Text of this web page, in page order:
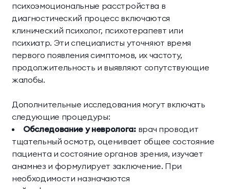
психоэмоциональные расстройства в
диагностический процесс включаются
клинический психолог, психотерапевт или
психиатр. Эти специалисты уточняют время
первого появления симптомов, их частоту,
продолжительность и выявляют сопутствующие
жалобы.
Дополнительные исследования могут включать
следующие процедуры:
Обследование у невролога:врач проводит
тщательный осмотр, оценивает общее состояние
пациента и состояние органов зрения, изучает
анамнез и формулирует заключение. При
необходимости назначаются